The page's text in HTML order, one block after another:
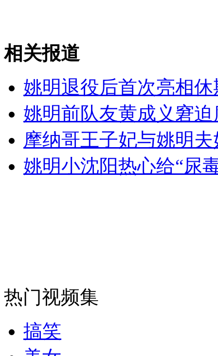
走！跟着总书记去植树
消防员救轻生者 花炮节热闹非凡 减压"枕头大战"
纽约上演“枕头大战”
相关报道
姚明退役后首次亮相
姚明前队友黄成义窘
摩纳哥王子妃与姚明
姚明小沈阳热心给“尿
热门视频集
搞笑